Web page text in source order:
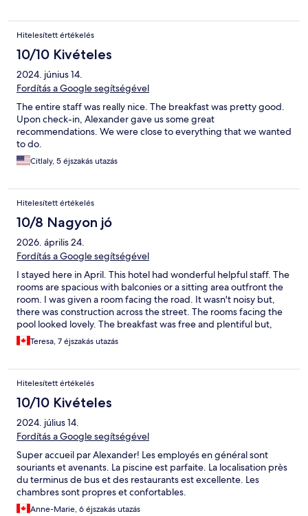
Hitelesített értékelés
10/10 Kivételes
2024. június 14.
Fordítás a Google segítségével
The entire staff was really nice. The breakfast was pretty good.
Upon check-in, Alexander gave us some great
recommendations. We were close to everything that we wanted
to do.
Citlaly, 5 éjszakás utazás
Hitelesített értékelés
10/8 Nagyon jó
2026. április 24.
Fordítás a Google segítségével
I stayed here in April. This hotel had wonderful helpful staff. The
rooms are spacious with balconies or a sitting area outfront the
room. I was given a room facing the road. It wasn't noisy but,
there was construction across the street. The rooms facing the
pool looked lovely. The breakfast was free and plentiful but,
same every morning. The location is perfect for getting
anywhere on the island. It is very close to the bus station and the
pool and the seating area around it looked lovely. Unfortunately
it was not warm enough to enjoy it.
Teresa, 7 éjszakás utazás
Hitelesített értékelés
10/10 Kivételes
2024. július 14.
Fordítás a Google segítségével
Super accueil par Alexander! Les employés en général sont
souriants et avenants. La piscine est parfaite. La localisation près
du terminus de bus et des restaurants est excellente. Les
chambres sont propres et confortables.
Anne-Marie, 6 éjszakás utazás